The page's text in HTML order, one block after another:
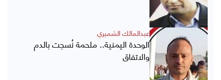
عبدالمالك الشميري
الوحدة اليمنية.. ملحمة نُسجت بالدم
والاتفاق